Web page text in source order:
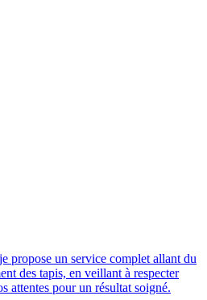
propose un service complet allant du
des tapis, en veillant à respecter
attentes pour un résultat soigné.